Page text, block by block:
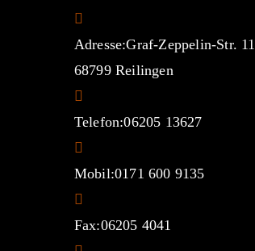
Adresse:Graf-Zeppelin-Str. 11
68799 Reilingen
Telefon:06205 13627
Mobil:0171 600 9135
Fax:06205 4041